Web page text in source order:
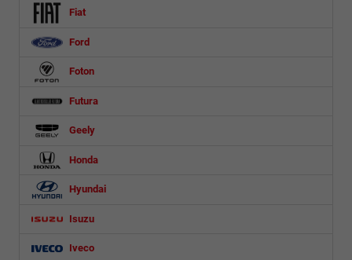
Fiat
Ford
Foton
Futura
Geely
Honda
Hyundai
Isuzu
Iveco